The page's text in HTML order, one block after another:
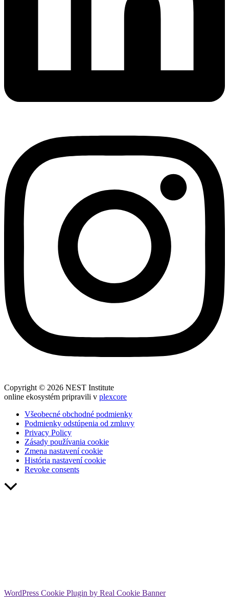
Copyright © 2026 NEST Institute
online ekosystém pripravili v plexcore
Všeobecné obchodné podmienky
Podmienky odstúpenia od zmluvy
Privacy Policy
Zásady používania cookie
Zmena nastavení cookie
História nastavení cookie
Revoke consents
WordPress Cookie Plugin by Real Cookie Banner